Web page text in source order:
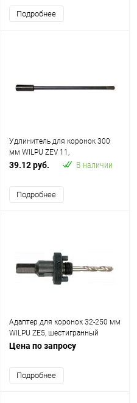
Подробнее
Удлинитель для коронок 300
мм WILPU ZEV 11,
шестигранный хвостовик 11 мм
39.12 руб. В наличии
Подробнее
Адаптер для коронок 32-250 мм
WILPU ZE5, шестигранный
хвостовик 11 мм
Цена по запросу
Подробнее